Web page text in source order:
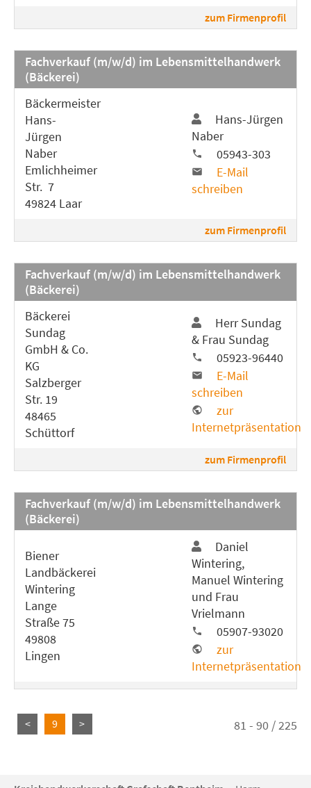
zum Firmenprofil
Fachverkauf (m/w/d) im Lebensmittelhandwerk
(Bäckerei)
Bäckermeister
Hans-
Jürgen
Naber
Emlichheimer
Str. 7
49824 Laar
Hans-Jürgen
Naber
05943-303
E-Mail
schreiben
zum Firmenprofil
Fachverkauf (m/w/d) im Lebensmittelhandwerk
(Bäckerei)
Bäckerei
Sundag
GmbH & Co.
KG
Salzberger
Str. 19
48465
Schüttorf
Herr Sundag
& Frau Sundag
05923-96440
E-Mail
schreiben
zur
Internetpräsentation
zum Firmenprofil
Fachverkauf (m/w/d) im Lebensmittelhandwerk
(Bäckerei)
Biener
Landbäckerei
Wintering
Lange
Straße 75
49808
Lingen
Daniel
Wintering,
Manuel Wintering
und Frau
Vrielmann
05907-93020
zur
Internetpräsentation
< 9 > 81 - 90 / 225